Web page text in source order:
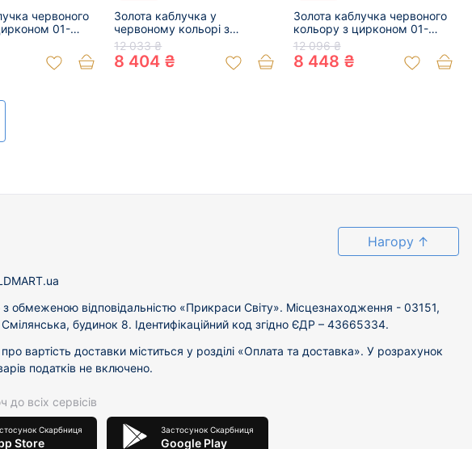
червоного
01-
Золота каблучка у
червоному кольорі з
цирконом 01-200341759
12 033 ₴
8 404 ₴
Золота каблучка червоного
кольору з цирконом 01-
200304674
12 096 ₴
8 448 ₴
Нагору ↑
обмеженою відповідальністю «Прикраси Світу». Місцезнаходження - 03151,
будинок 8. Ідентифікаційний код згідно ЄДР – 43665334.
вартість доставки міститься у розділі «Оплата та доставка». У розрахунок
податків не включено.
до всіх сервісів
Скарбниця
Store
Застосунок Скарбниця
Google Play